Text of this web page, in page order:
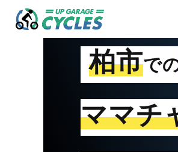
柏市で
ママチ